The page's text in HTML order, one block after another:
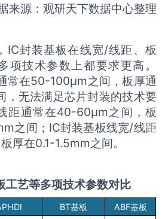
来源：观研天下数据中心整理
IC封装基板在线宽/线距、板
项技术参数上都要求更高。
常在50-100μm之间，板厚通
无法满足芯片封装的技术要
距通常在40-60μm之间，板
之间；IC封装基板线宽/线距
厚在0.1-1.5mm之间。
工艺等多项技术参数对比
BT基板 ABF基板